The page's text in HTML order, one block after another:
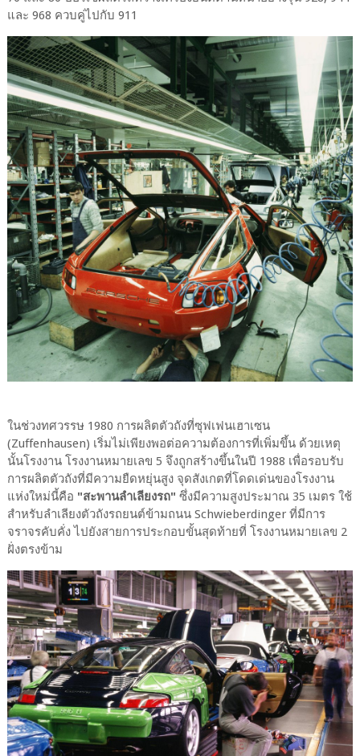
และ 968 ควบคู่ไปกับ 911
ในช่วงทศวรรษ 1980 การผลิตตัวถังที่ซุฟเฟนเฮาเซน
(Zuffenhausen) เริ่มไม่เพียงพอต่อความต้องการที่เพิ่มขึ้น ด้วยเหตุ
นั้นโรงงาน โรงงานหมายเลข 5 จึงถูกสร้างขึ้นในปี 1988 เพื่อรอบรับ
การผลิตตัวถังที่มีความยืดหยุ่นสูง จุดสังเกตที่โดดเด่นของโรงงาน
แห่งใหม่นี้คือ "สะพานลำเลียงรถ" ซึ่งมีความสูงประมาณ 35 เมตร ใช้
สำหรับลำเลียงตัวถังรถยนต์ข้ามถนน Schwieberdinger ที่มีการ
จราจรคับคั่ง ไปยังสายการประกอบขั้นสุดท้ายที่ โรงงานหมายเลข 2
ฝั่งตรงข้าม